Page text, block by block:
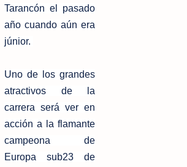
Tarancón el pasado
año cuando aún era
júnior.
Uno de los grandes
atractivos de la
carrera será ver en
acción a la flamante
campeona de
Europa sub23 de